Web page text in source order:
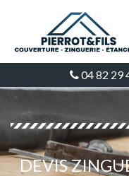
04 82 29
DEVIS